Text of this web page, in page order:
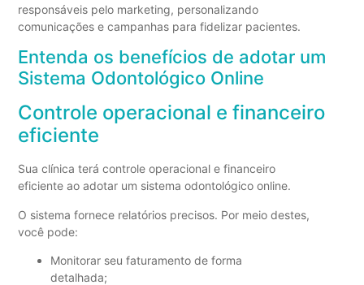
responsáveis pelo marketing, personalizando
comunicações e campanhas para fidelizar pacientes.
Entenda os benefícios de adotar um
Sistema Odontológico Online
Controle operacional e financeiro
eficiente
Sua clínica terá controle operacional e financeiro
eficiente ao adotar um sistema odontológico online.
O sistema fornece relatórios precisos. Por meio destes,
você pode:
Monitorar seu faturamento de forma
detalhada;